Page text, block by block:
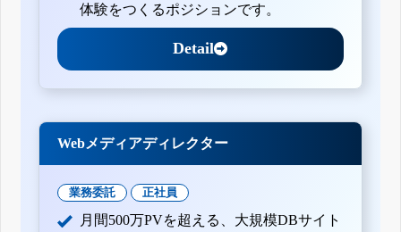
体験をつくるポジションです。
Detail
Webメディアディレクター
業務委託 正社員
月間500万PVを超える、大規模DBサイト